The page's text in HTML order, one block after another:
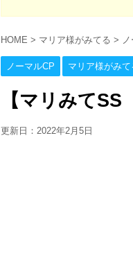
HOME > マリア様がみてる >
ノーマルCP マリア様がみて
【マリみてSS
更新日： 2022年2月5日